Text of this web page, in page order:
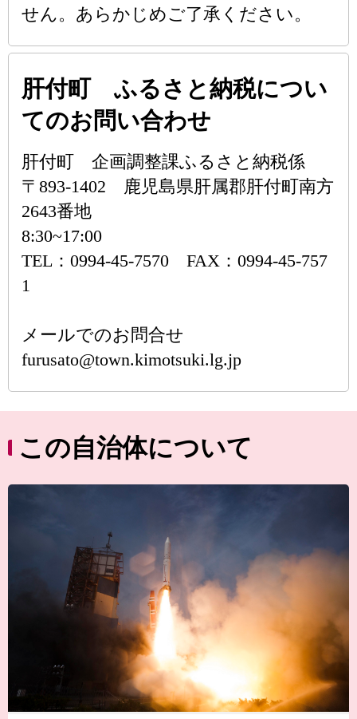
せん。あらかじめご了承ください。
肝付町 ふるさと納税につい
てのお問い合わせ
肝付町 企画調整課ふるさと納税係
〒893-1402 鹿児島県肝属郡肝付町南方
2643番地
8:30~17:00
TEL：0994-45-7570 FAX：0994-45-757
1
メールでのお問合せ
furusato@town.kimotsuki.lg.jp
この自治体について